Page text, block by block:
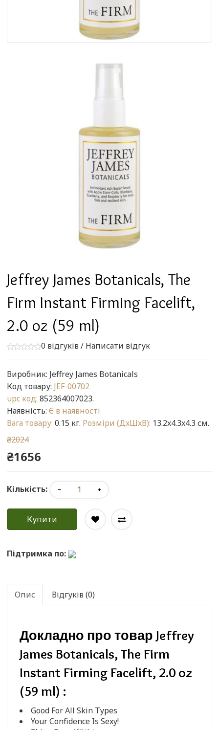
Jeffrey James Botanicals, The
Firm Instant Firming Facelift,
2.0 oz (59 ml)
0 відгуків/ Написати відгук
Виробник: Jeffrey James Botanicals
Код товару: JEF-00702
upc код: 852364007023.
Наявність: Є в наявності
Вага товару: 0.15 кг. Розміри (ДxШxВ): 13.2x4.3x4.3 см.
₴2024
₴1656
Кількість:
Купити
Підтримка по:
Опис Відгуків (0)
Докладно про товар Jeffrey
James Botanicals, The Firm
Instant Firming Facelift, 2.0 oz
(59 ml) :
Good For All Skin Types
Your Confidence Is Sexy!